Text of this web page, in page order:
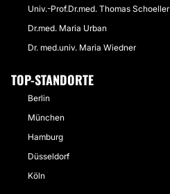
Univ.-Prof.Dr.med. Thomas Schoeller
Dr.med. Maria Urban
Dr. med.univ. Maria Wiedner
TOP-STANDORTE
Berlin
München
Hamburg
Düsseldorf
Köln